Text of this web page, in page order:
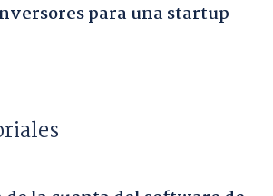
para una startup